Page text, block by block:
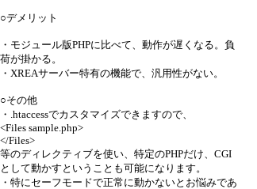
○デメリット
・モジュール版PHPに比べて、動作が遅くなる。負
荷が掛かる。
・XREAサーバー特有の機能で、汎用性がない。
○その他
・.htaccessでカスタマイズできますので、
<Files sample.php>
</Files>
等のディレクティブを使い、特定のPHPだけ、CGI
として動かすということも可能になります。
・特にセーフモードで正常に動かないとお悩みであ